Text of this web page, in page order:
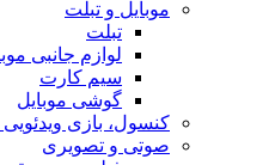
موبایل و تبلت
تبلت
لوازم جانبی
سیم کارت
گوشی موبایل
کنسول، بازی‌ ویدئویی
صوتی و تصویری